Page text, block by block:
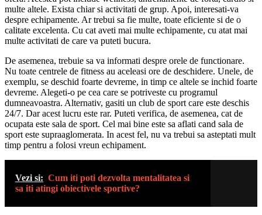
multe altele. Exista chiar si activitati de grup. Apoi, interesati-va
despre echipamente. Ar trebui sa fie multe, toate eficiente si de o
calitate excelenta. Cu cat aveti mai multe echipamente, cu atat mai
multe activitati de care va puteti bucura.
De asemenea, trebuie sa va informati despre orele de functionare.
Nu toate centrele de fitness au aceleasi ore de deschidere. Unele, de
exemplu, se deschid foarte devreme, in timp ce altele se inchid foarte
devreme. Alegeti-o pe cea care se potriveste cu programul
dumneavoastra. Alternativ, gasiti un club de sport care este deschis
24/7. Dar acest lucru este rar. Puteti verifica, de asemenea, cat de
ocupata este sala de sport. Cel mai bine este sa aflati cand sala de
sport este supraaglomerata. In acest fel, nu va trebui sa asteptati mult
timp pentru a folosi vreun echipament.
Vezi si: Cum iti poti dezvolta mentalitatea si
sa iti atingi obiectivele sportive?